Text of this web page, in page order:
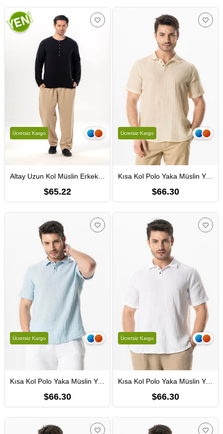
Altay Uzun Kol Müslin Erkek Tişört | Yazlık Erkek Tshirt Siyah Syh
$65.22
Ücretsiz Kargo
Kısa Kol Polo Yaka Müslin Yazlık Tshirt Bej Bej
$66.30
Ücretsiz Kargo
Kısa Kol Polo Yaka Müslin Yazlık Tshirt Buz Mavi Bmv
$66.30
Ücretsiz Kargo
Kısa Kol Polo Yaka Müslin Yazlık Tshirt Beyaz Byz
$66.30
Ücretsiz Kargo